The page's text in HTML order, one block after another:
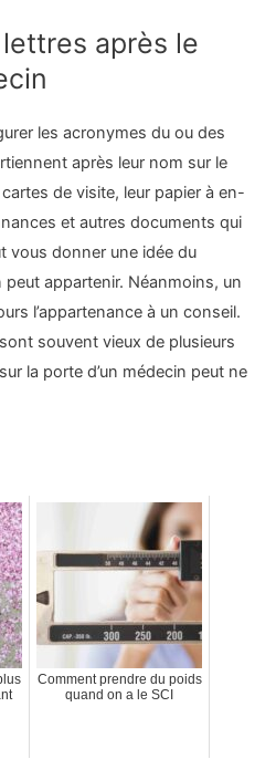
lettres après le
les acronymes du ou des
après leur nom sur le
de visite, leur papier à en-
et autres documents qui
vous donner une idée du
appartenir. Néanmoins, un
l’appartenance à un conseil.
souvent vieux de plusieurs
la porte d’un médecin peut ne
Comment prendre du poids
quand on a le SCI